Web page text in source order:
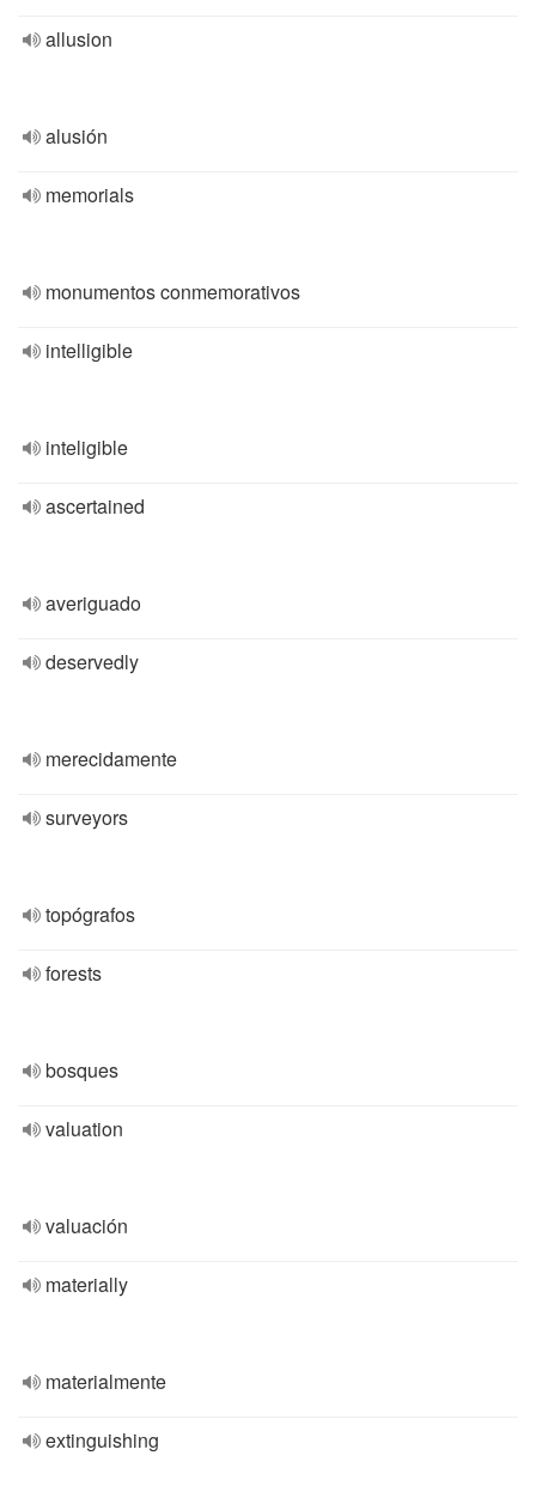
allusion
alusión
memorials
monumentos conmemorativos
intelligible
inteligible
ascertained
averiguado
deservedly
merecidamente
surveyors
topógrafos
forests
bosques
valuation
valuación
materially
materialmente
extinguishing